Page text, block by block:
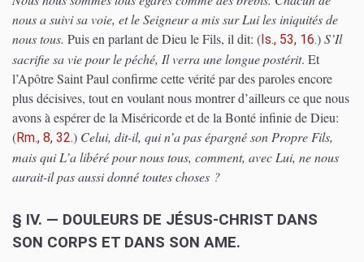
nous a suivi sa voie, et le Seigneur a mis sur Lui les iniquités de
nous tous. Puis en parlant de Dieu le Fils, il dit: (Is., 53, 16.)S’Il
sacrifie sa vie pour le péché, Il verra une longue postérit. Et
l’Apôtre Saint Paul confirme cette vérité par des paroles encore
plus décisives, tout en voulant nous montrer d’ailleurs ce que nous
avons à espérer de la Miséricorde et de la Bonté infinie de Dieu:
(Rm., 8, 32.) Celui, dit-il, qui n’a pas épargné son Propre Fils,
mais qui L’a libéré pour nous tous, comment, avec Lui, ne nous
aurait-il pas aussi donné toutes choses ?
§ IV. — DOULEURS DE JÉSUS-CHRIST DANS
SON CORPS ET DANS SON AME.